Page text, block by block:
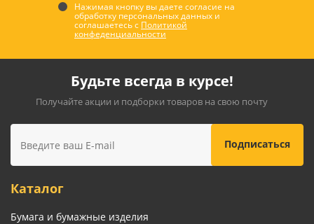
Нажимая кнопку вы даете согласие на
обработку персональных данных и
соглашаетесь с Политикой
конфеденциальности
Будьте всегда в курсе!
Получайте акции и подборки товаров на свою почту
Каталог
Бумага и бумажные изделия